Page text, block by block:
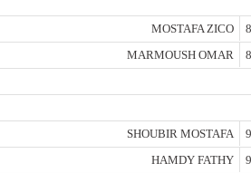
MOSTAFA ZICO
MARMOUSH OMAR
SHOUBIR MOSTAFA
HAMDY FATHY